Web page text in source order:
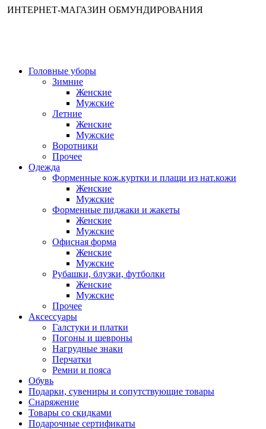
ИНТЕРНЕТ-МАГАЗИН ОБМУНДИРОВАНИЯ
Головные уборы
Зимние
Женские
Мужские
Летние
Женские
Мужские
Воротники
Прочее
Одежда
Форменные кож.куртки и плащи из нат.кожи
Женские
Мужские
Форменные пиджаки и жакеты
Женские
Мужские
Офисная форма
Женские
Мужские
Рубашки, блузки, футболки
Женские
Мужские
Прочее
Аксессуары
Галстуки и платки
Погоны и шевроны
Нагрудные знаки
Перчатки
Ремни и пояса
Обувь
Подарки, сувениры и сопутствующие товары
Снаряжение
Товары со скидками
Подарочные сертификаты